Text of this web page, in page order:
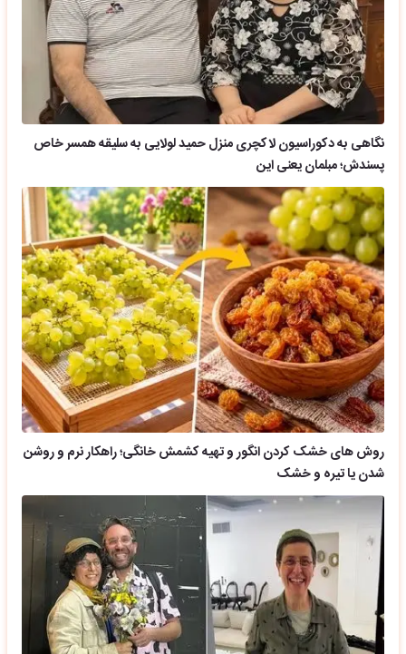
نگاهی به دکوراسیون لاکچری منزل حمید لولایی به سلیقه همسر خاص
پسندش؛ مبلمان یعنی این
روش های خشک کردن انگور و تهیه کشمش خانگی؛ راهکار نرم و روشن
شدن یا تیره و خشک